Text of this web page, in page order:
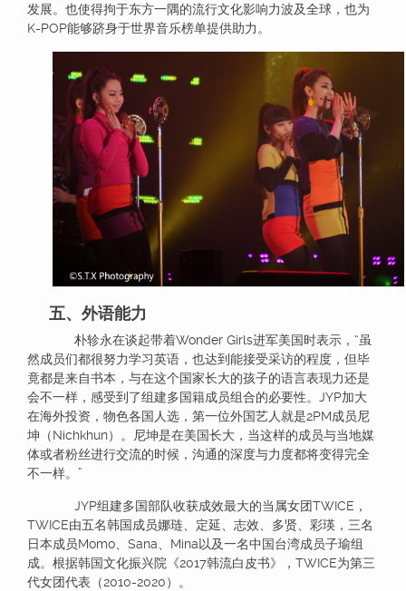
发展。也使得拘于东方一隅的流行文化影响力波及全球，也为
K-POP能够跻身于世界音乐榜单提供助力。
五、外语能力
朴轸永在谈起带着Wonder Girls进军美国时表示，“虽
然成员们都很努力学习英语，也达到能接受采访的程度，但毕
竟都是来自书本，与在这个国家长大的孩子的语言表现力还是
会不一样，感受到了组建多国籍成员组合的必要性。JYP加大
在海外投资，物色各国人选，第一位外国艺人就是2PM成员尼
坤（Nichkhun）。尼坤是在美国长大，当这样的成员与当地媒
体或者粉丝进行交流的时候，沟通的深度与力度都将变得完全
不一样。”
JYP组建多国部队收获成效最大的当属女团TWICE，
TWICE由五名韩国成员娜琏、定延、志效、多贤、彩瑛，三名
日本成员Momo、Sana、Mina以及一名中国台湾成员子瑜组
成。根据韩国文化振兴院《2017韩流白皮书》，TWICE为第三
代女团代表（2010-2020）。